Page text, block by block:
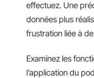
effectuez. Une
données plus
frustration liée à
Examinez les
l’application du